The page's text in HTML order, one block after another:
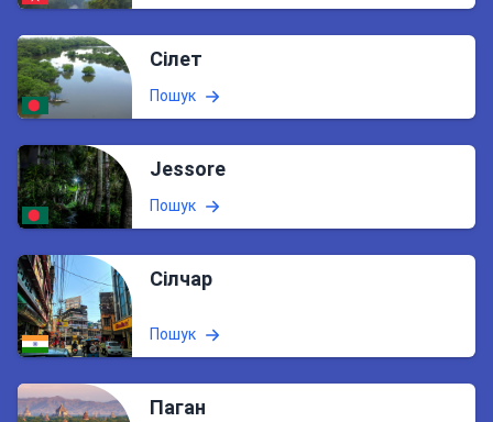
Сілет
Пошук
Jessore
Пошук
Сілчар
Пошук
Паган